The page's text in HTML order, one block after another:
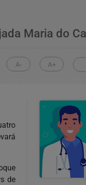
Maria do
A- A+
de